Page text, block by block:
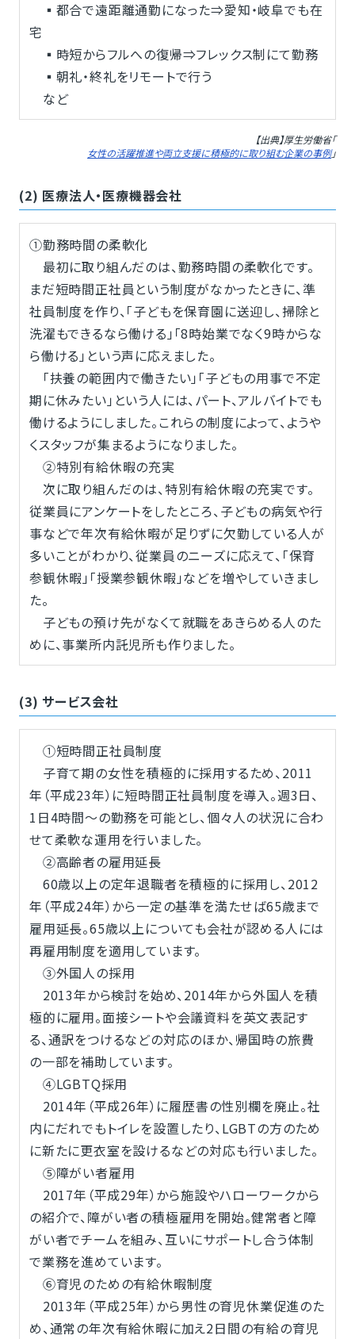
▪都合で遠距離通勤になった⇒愛知・岐阜でも在
宅
▪時短からフルへの復帰⇒フレックス制にて勤務
▪朝礼・終礼をリモートで行う
など
【出典】厚生労働省「
女性の活躍推進や両立支援に積極的に取り組む企業の事例」
(2) 医療法人・医療機器会社
①勤務時間の柔軟化
最初に取り組んだのは、勤務時間の柔軟化です。
まだ短時間正社員という制度がなかったときに、準
社員制度を作り、「子どもを保育園に送迎し、掃除と
洗濯もできるなら働ける」「8時始業でなく9時からな
ら働ける」という声に応えました。
「扶養の範囲内で働きたい」「子どもの用事で不定
期に休みたい」という人には、パート、アルバイトでも
働けるようにしました。これらの制度によって、ようや
くスタッフが集まるようになりました。
②特別有給休暇の充実
次に取り組んだのは、特別有給休暇の充実です。
従業員にアンケートをしたところ、子どもの病気や行
事などで年次有給休暇が足りずに欠勤している人が
多いことがわかり、従業員のニーズに応えて、「保育
参観休暇」「授業参観休暇」などを増やしていきまし
た。
子どもの預け先がなくて就職をあきらめる人のた
めに、事業所内託児所も作りました。
(3) サービス会社
①短時間正社員制度
子育て期の女性を積極的に採用するため、2011
年（平成23年）に短時間正社員制度を導入。週3日、
1日4時間～の勤務を可能とし、個々人の状況に合わ
せて柔軟な運用を行いました。
②高齢者の雇用延長
60歳以上の定年退職者を積極的に採用し、2012
年（平成24年）から一定の基準を満たせば65歳まで
雇用延長。65歳以上についても会社が認める人には
再雇用制度を適用しています。
③外国人の採用
2013年から検討を始め、2014年から外国人を積
極的に雇用。面接シートや会議資料を英文表記す
る、通訳をつけるなどの対応のほか、帰国時の旅費
の一部を補助しています。
④LGBTQ採用
2014年（平成26年）に履歴書の性別欄を廃止。社
内にだれでもトイレを設置したり、LGBTの方のため
に新たに更衣室を設けるなどの対応も行いました。
⑤障がい者雇用
2017年（平成29年）から施設やハローワークから
の紹介で、障がい者の積極雇用を開始。健常者と障
がい者でチームを組み、互いにサポートし合う体制
で業務を進めています。
⑥育児のための有給休暇制度
2013年（平成25年）から男性の育児休業促進のた
め、通常の年次有給休暇に加え2日間の有給の育児